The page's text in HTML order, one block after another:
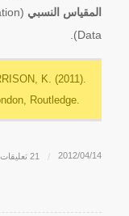
المقياس النسبي (Ration) تعتبر من
Data).
K. (2011).
Routledge.
2012/04/14
/ 21 تعليقات